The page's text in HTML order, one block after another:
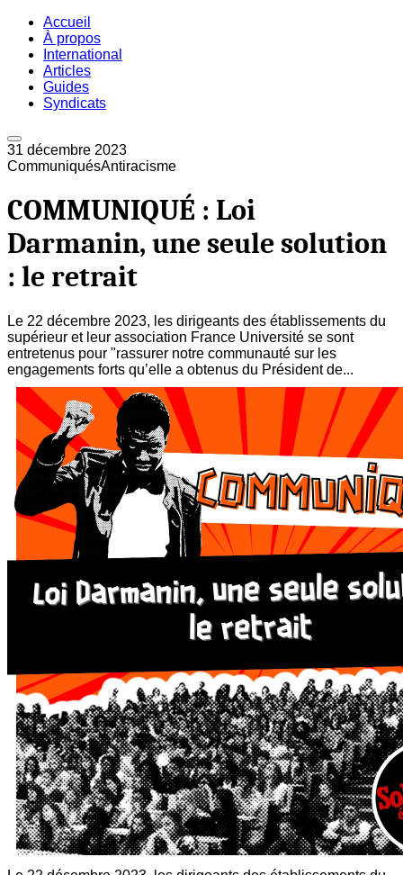
Accueil
À propos
International
Articles
Guides
Syndicats
31 décembre 2023
CommuniquésAntiracisme
COMMUNIQUÉ : Loi
Darmanin, une seule solution
: le retrait
Le 22 décembre 2023, les dirigeants des établissements du
supérieur et leur association France Université se sont
entretenus pour "rassurer notre communauté sur les
engagements forts qu’elle a obtenus du Président de...